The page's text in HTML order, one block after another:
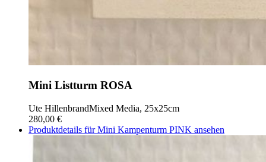
Mini Listturm ROSA
Ute HillenbrandMixed Media, 25x25cm
280,00 €
Produktdetails für Mini Kampenturm PINK ansehen